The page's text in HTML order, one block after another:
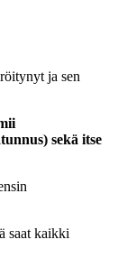
ja sen
sekä itse
saat kaikki